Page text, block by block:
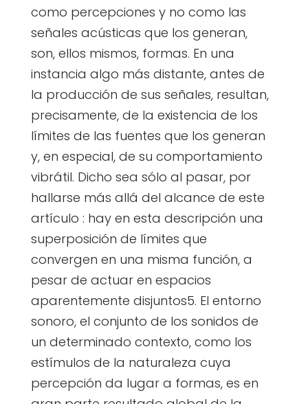
como percepciones y no como las
señales acústicas que los generan,
son, ellos mismos, formas. En una
instancia algo más distante, antes de
la producción de sus señales, resultan,
precisamente, de la existencia de los
límites de las fuentes que los generan
y, en especial, de su comportamiento
vibrátil. Dicho sea sólo al pasar, por
hallarse más allá del alcance de este
artículo : hay en esta descripción una
superposición de límites que
convergen en una misma función, a
pesar de actuar en espacios
aparentemente disjuntos5. El entorno
sonoro, el conjunto de los sonidos de
un determinado contexto, como los
estímulos de la naturaleza cuya
percepción da lugar a formas, es en